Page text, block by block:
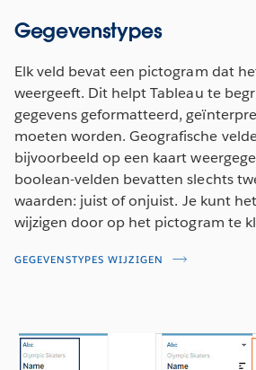
Gegevenstypes
Elk veld bevat een pictogram dat
weergeeft. Dit helpt Tableau te
gegevens geformatteerd,
moeten worden. Geografische
bijvoorbeeld op een kaart
boolean-velden bevatten slechts
waarden: juist of onjuist. Je kunt
wijzigen door op het pictogram te
GEGEVENSTYPES WIJZIGEN